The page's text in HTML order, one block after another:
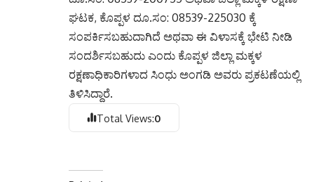
ಘಟಕ, ಕೊಪ್ಪಳ ದೂ.ಸಂ: 08539-225030 ಕ್ಕೆ
ಸಂಪರ್ಕಿಸಬಹುದಾಗಿದೆ ಅಥವಾ ಈ ವಿಳಾಸಕ್ಕೆ ಭೇಟಿ ನೀಡಿ
ಸಂದರ್ಶಿಸಬಹುದು ಎಂದು ಕೊಪ್ಪಳ ಜಿಲ್ಲಾ ಮಕ್ಕಳ
ರಕ್ಷಣಾಧಿಕಾರಿಗಳಾದ ಸಿಂಧು ಅಂಗಡಿ ಅವರು ಪ್ರಕಟಣೆಯಲ್ಲಿ
ತಿಳಿಸಿದ್ದಾರೆ.
Total Views:0